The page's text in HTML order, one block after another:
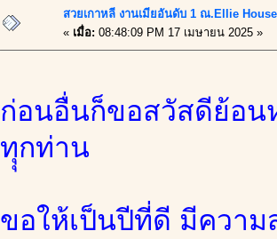
สวยเกาหลี งานเมียอันดับ 1 ณ.Ellie House
« เมื่อ: 08:48:09 PM 17 เมษายน 2025 »
ก่อนอื่นก็ขอสวัสดีย้อน
ทุุกท่าน
ขอให้เป็นปีที่ดี มีควา